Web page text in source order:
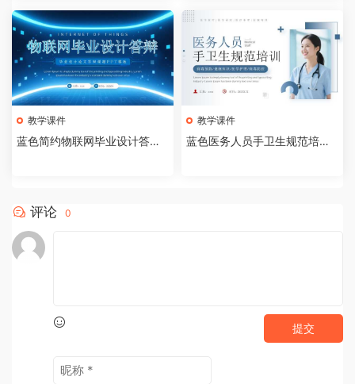
教学课件
蓝色简约物联网毕业设计答辩P
教学课件
蓝色医务人员手卫生规范培训
评论 0
提交